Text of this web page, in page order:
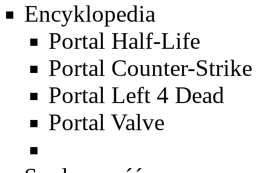
Encyklopedia
Portal Half-Life
Portal Counter-Strike
Portal Left 4 Dead
Portal Valve